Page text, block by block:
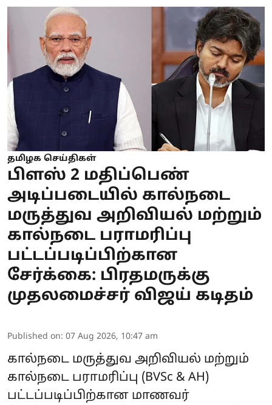
தமிழக செய்திகள்
பிளஸ் 2 மதிப்பெண்
அடிப்படையில் கால்நடை
மருத்துவ அறிவியல் மற்றும்
கால்நடை பராமரிப்பு
பட்டப்படிப்பிற்கான
சேர்க்கை: பிரதமருக்கு
முதலமைச்சர் விஜய் கடிதம்
Published on: 07 Aug 2026, 10:47 am
கால்நடை மருத்துவ அறிவியல் மற்றும்
கால்நடை பராமரிப்பு (BVSc & AH)
பட்டப்படிப்பிற்கான மாணவர்